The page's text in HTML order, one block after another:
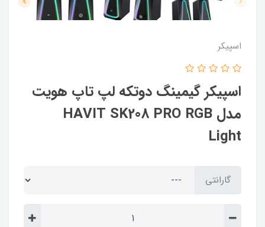
اسپیکر
اسپیکر گیمینگ دوتکه لپ تاپ هویت
مدل HAVIT SK208 PRO RGB
Light
گارانتی